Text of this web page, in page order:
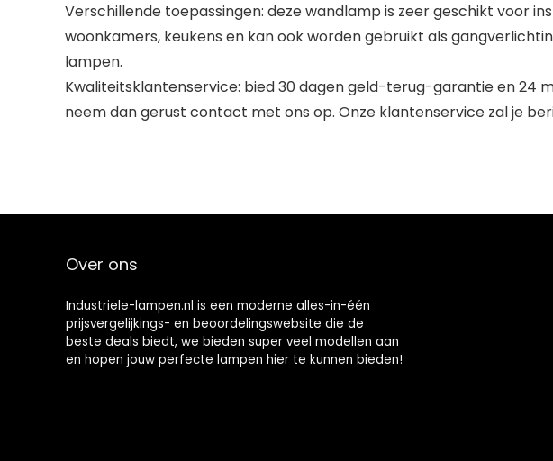
Verschillende toepassingen: deze wandlamp is zeer geschikt voor
woonkamers, keukens en kan ook worden gebruikt als
lampen.
Kwaliteitsklantenservice: bied 30 dagen geld-terug-garantie en 24
neem dan gerust contact met ons op. Onze klantenservice zal je
Over ons
Industriele-lampen.nl is een moderne alles-in-één
prijsvergelijkings- en beoordelingswebsite die de
beste deals biedt, we bieden super veel modellen aan
en hopen jouw perfecte lampen hier te kunnen bieden!